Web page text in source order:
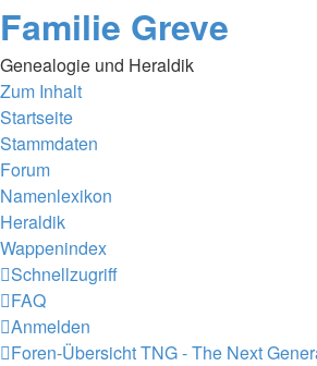
Familie Greve
Genealogie und Heraldik
Zum Inhalt
Startseite
Stammdaten
Forum
Namenlexikon
Heraldik
Wappenindex
Schnellzugriff
FAQ
Anmelden
Foren-ÜbersichtTNG - The Next